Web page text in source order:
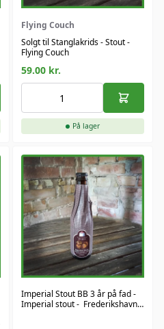
Flying Couch
Solgt til Stanglakrids - Stout -
Flying Couch
59.00 kr.
På lager
Imperial Stout BB 3 år på fad -
Imperial stout - Frederikshavn